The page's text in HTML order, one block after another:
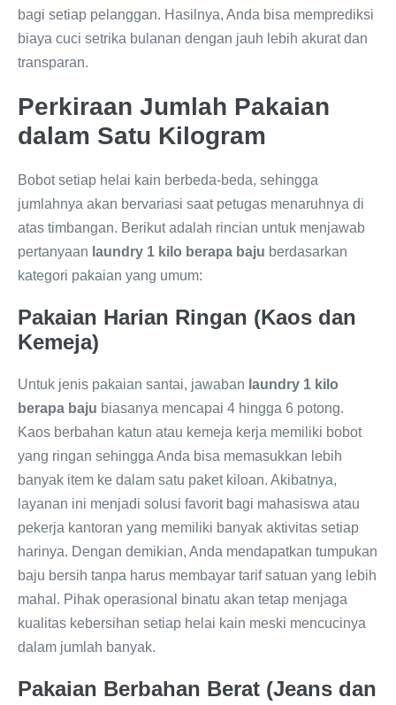
bagi setiap pelanggan. Hasilnya, Anda bisa memprediksi
biaya cuci setrika bulanan dengan jauh lebih akurat dan
transparan.
Perkiraan Jumlah Pakaian
dalam Satu Kilogram
Bobot setiap helai kain berbeda-beda, sehingga
jumlahnya akan bervariasi saat petugas menaruhnya di
atas timbangan. Berikut adalah rincian untuk menjawab
pertanyaan laundry 1 kilo berapa baju berdasarkan
kategori pakaian yang umum:
Pakaian Harian Ringan (Kaos dan
Kemeja)
Untuk jenis pakaian santai, jawaban laundry 1 kilo
berapa baju biasanya mencapai 4 hingga 6 potong.
Kaos berbahan katun atau kemeja kerja memiliki bobot
yang ringan sehingga Anda bisa memasukkan lebih
banyak item ke dalam satu paket kiloan. Akibatnya,
layanan ini menjadi solusi favorit bagi mahasiswa atau
pekerja kantoran yang memiliki banyak aktivitas setiap
harinya. Dengan demikian, Anda mendapatkan tumpukan
baju bersih tanpa harus membayar tarif satuan yang lebih
mahal. Pihak operasional binatu akan tetap menjaga
kualitas kebersihan setiap helai kain meski mencucinya
dalam jumlah banyak.
Pakaian Berbahan Berat (Jeans dan